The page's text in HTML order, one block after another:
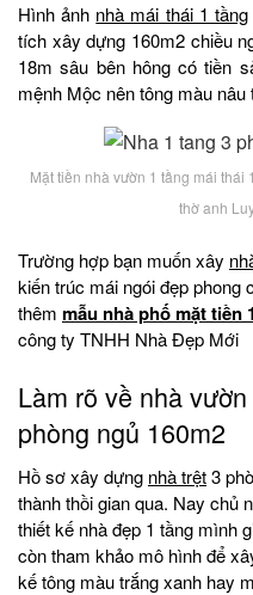
Hình ảnh nhà mái thái 1 tầng
tích xây dựng 160m2 chiều
18m sâu bên hông có tiền
mệnh Mộc nên tông màu nâu
Mặt tiền nhà vườn 1 tầng mái
thờ anh
Trường hợp bạn muốn xây
kiến trúc mái ngói đẹp phong
thêm mẫu nhà phố mặt tiền
công ty TNHH Nhà Đẹp Mới
Làm rõ về nhà
phòng ngủ 160m2
Hồ sơ xây dựng nhà trệt3
thành thồi gian qua. Nay chủ
thiết kế nhà đẹp 1 tầng mình
còn tham khảo mô hình để
kế tông màu trắng xanh hay